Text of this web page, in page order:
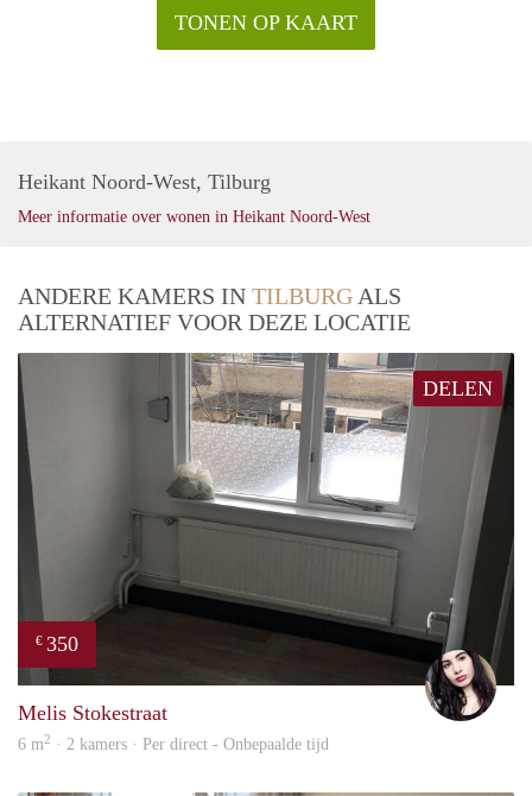
TONEN OP KAART
Heikant Noord-West, Tilburg
Meer informatie over wonen in Heikant Noord-West
ANDERE KAMERS IN TILBURG ALS
ALTERNATIEF VOOR DEZE LOCATIE
DELEN
€ 350
Melis Stokestraat
6 m2 · 2 kamers · Per direct - Onbepaalde tijd